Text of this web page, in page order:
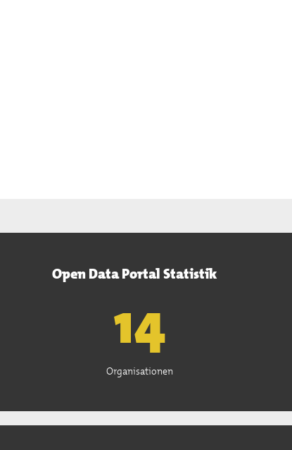
Open Data Portal Statistik
15
Organisationen